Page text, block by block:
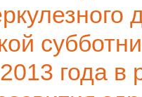
года в